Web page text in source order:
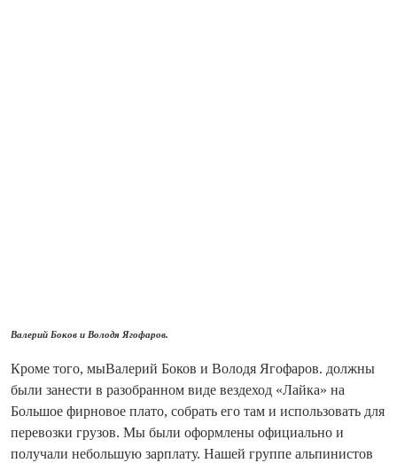
Валерий Боков и Володя Ягофаров.
Кроме того, мыВалерий Боков и Володя Ягофаров. должны
были занести в разобранном виде вездеход «Лайка» на
Большое фирновое плато, собрать его там и использовать для
перевозки грузов. Мы были оформлены официально и
получали небольшую зарплату. Нашей группе альпинистов